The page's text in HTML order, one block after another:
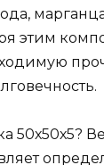
этим
50х50х5?